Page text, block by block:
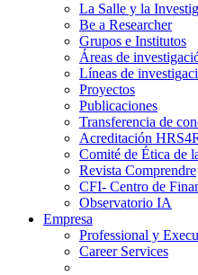
La Salle y la
Be a Researcher
Grupos e Institutos
Áreas de
Líneas de
Proyectos
Publicaciones
Transferencia de
Acreditación
Comité de Ética de
Revista Comprendre
CFI- Centro de
Observatorio IA
Empresa
Professional y
Career Services